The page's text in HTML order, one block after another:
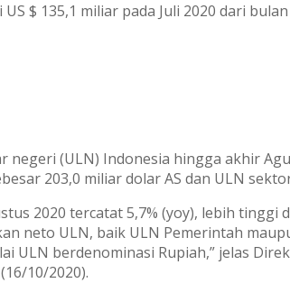
$ 135,1 miliar pada Juli 2020 dari
negeri (ULN) Indonesia hingga akhir
203,0 miliar dolar AS dan ULN
2020 tercatat 5,7% (yoy), lebih
neto ULN, baik ULN Pemerintah
ULN berdenominasi Rupiah,” jelas
10/2020).